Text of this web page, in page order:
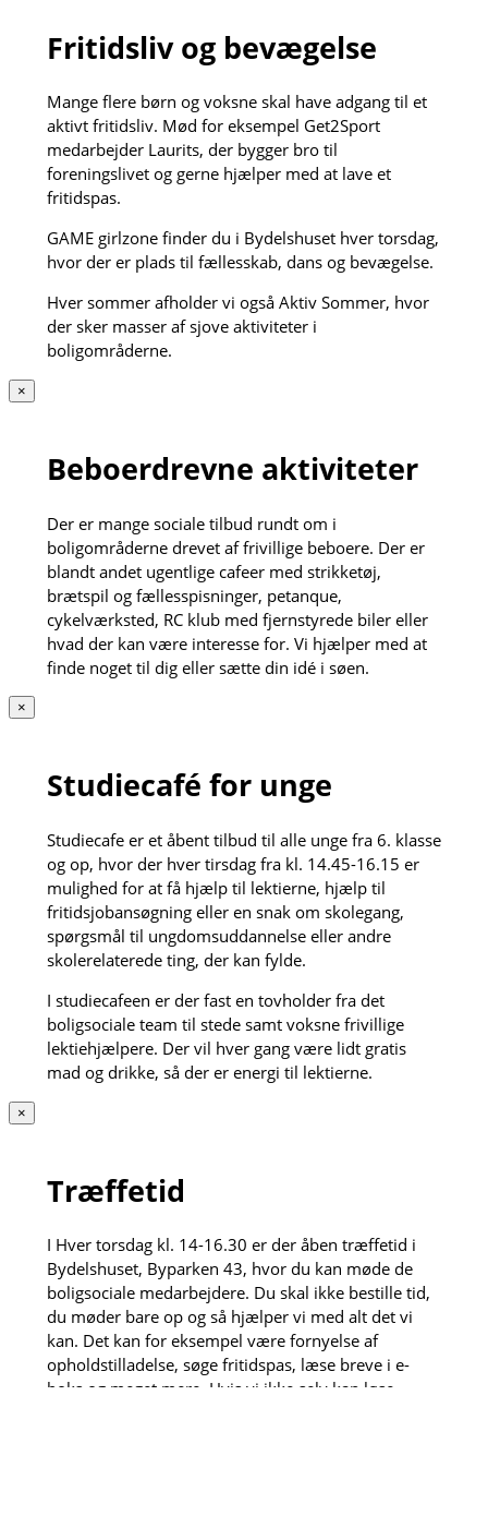
Fritidsliv og bevægelse
Mange flere børn og voksne skal have adgang til et
aktivt fritidsliv. Mød for eksempel Get2Sport
medarbejder Laurits, der bygger bro til
foreningslivet og gerne hjælper med at lave et
fritidspas.
GAME girlzone finder du i Bydelshuset hver torsdag,
hvor der er plads til fællesskab, dans og bevægelse.
Hver sommer afholder vi også Aktiv Sommer, hvor
der sker masser af sjove aktiviteter i
boligområderne.
×
Beboerdrevne aktiviteter
Der er mange sociale tilbud rundt om i
boligområderne drevet af frivillige beboere. Der er
blandt andet ugentlige cafeer med strikketøj,
brætspil og fællesspisninger, petanque,
cykelværksted, RC klub med fjernstyrede biler eller
hvad der kan være interesse for. Vi hjælper med at
finde noget til dig eller sætte din idé i søen.
×
Studiecafé for unge
Studiecafe er et åbent tilbud til alle unge fra 6. klasse
og op, hvor der hver tirsdag fra kl. 14.45-16.15 er
mulighed for at få hjælp til lektierne, hjælp til
fritidsjobansøgning eller en snak om skolegang,
spørgsmål til ungdomsuddannelse eller andre
skolerelaterede ting, der kan fylde.
I studiecafeen er der fast en tovholder fra det
boligsociale team til stede samt voksne frivillige
lektiehjælpere. Der vil hver gang være lidt gratis
mad og drikke, så der er energi til lektierne.
×
Træffetid
I Hver torsdag kl. 14-16.30 er der åben træffetid i
Bydelshuset, Byparken 43, hvor du kan møde de
boligsociale medarbejdere. Du skal ikke bestille tid,
du møder bare op og så hjælper vi med alt det vi
kan. Det kan for eksempel være fornyelse af
opholdstilladelse, søge fritidspas, læse breve i e-
boks og meget mere. Hvis vi ikke selv kan løse